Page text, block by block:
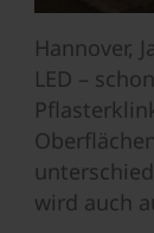
Hannover,
LED –
wird auch